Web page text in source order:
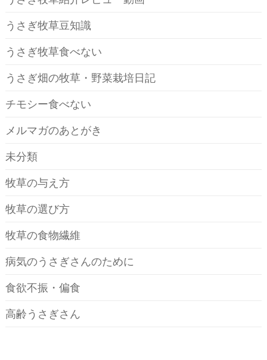
うさぎ牧草豆知識
うさぎ牧草食べない
うさぎ畑の牧草・野菜栽培日記
チモシー食べない
メルマガのあとがき
未分類
牧草の与え方
牧草の選び方
牧草の食物繊維
病気のうさぎさんのために
食欲不振・偏食
高齢うさぎさん